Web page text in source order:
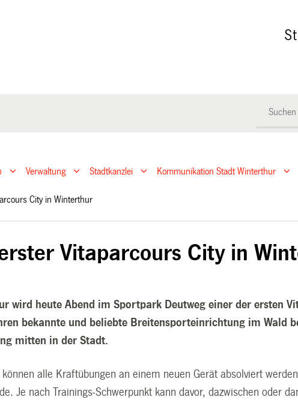
Verwaltung Stadtkanzlei Kommunikation Stadt Winterthur
City in Winterthur
Vitaparcours City in
wird heute Abend im Sportpark Deutweg einer der ersten
bekannte und beliebte Breitensporteinrichtung im Wald
mitten in der Stadt.
alle Kraftübungen an einem neuen Gerät absolviert
Je nach Trainings-Schwerpunkt kann davor, dazwischen oder